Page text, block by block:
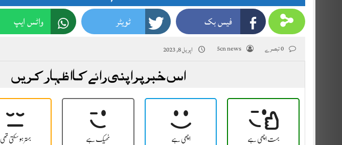
فیس بک ٹویٹر واٹس ایپ
5cn news اپریل 8, 2023
اس خبر پر اپنی رائے کا اظہار کریں
بہتر ہو سکتی تھی ٹھیک ہے اچھی ہے بہت اچھی ہے